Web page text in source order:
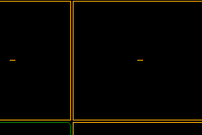
- -